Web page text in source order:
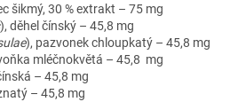
šikmý, 30 % extrakt – 75 mg
), děhel čínský – 45,8 mg
), pazvonek chloupkatý – 45,8 mg
mléčnokvětá – 45,8 mg
– 45,8 mg
– 45,8 mg